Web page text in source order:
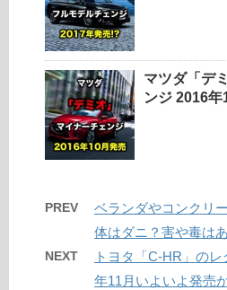
マツダ「デ
ンジ 2016年
PREV
ベランダやコンクリ
体はダニ？害や毒は
NEXT
トヨタ「C-HR」の
年11月いよいよ発売